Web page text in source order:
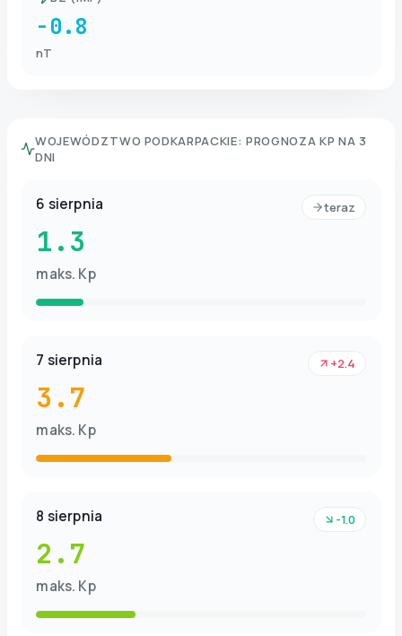
-0.8
nT
WOJEWÓDZTWO PODKARPACKIE:PROGNOZA KP NA 3
DNI
6 sierpnia
1.3
maks. Kp
teraz
7 sierpnia
3.7
maks. Kp
+2.4
8 sierpnia
2.7
maks. Kp
-1.0